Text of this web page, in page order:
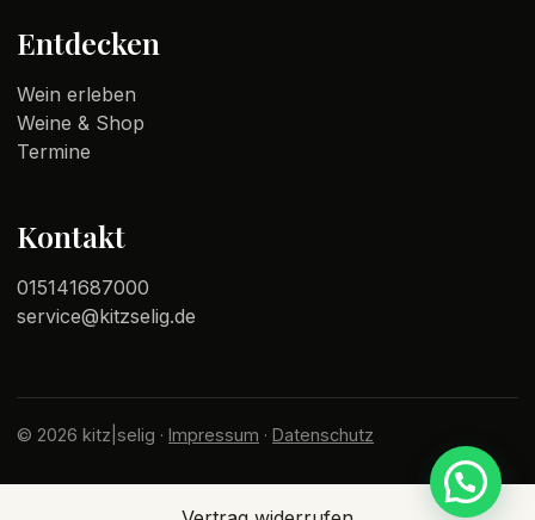
Entdecken
Wein erleben
Weine & Shop
Termine
Kontakt
015141687000
service@kitzselig.de
© 2026 kitz|selig · Impressum · Datenschutz